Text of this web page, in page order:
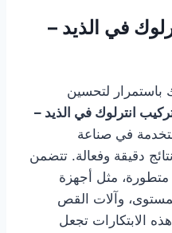
في الذيد –
باستمرار لتحسين
انترلوك في الذيد –
في صناعة
دقيقة وفعالة. تتضمن
متطورة، مثل أجهزة
وآلات القص
الابتكارات تجعل